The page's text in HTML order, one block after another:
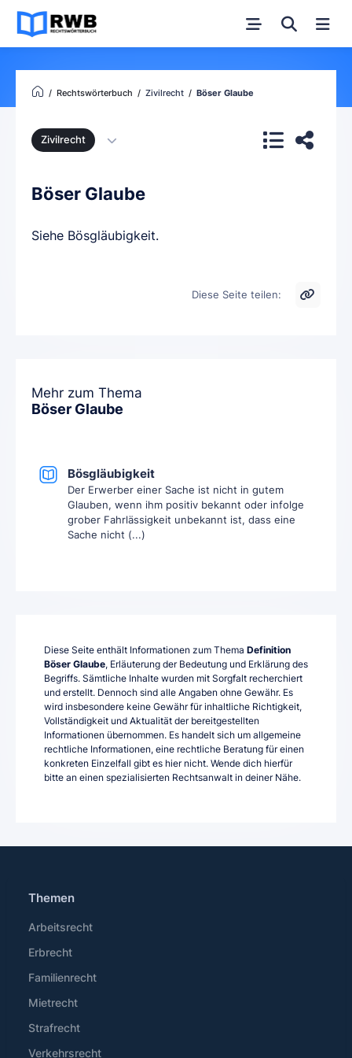
Rechtswörterbuch Zivilrecht Böser Glaube
Zivilrecht
Böser Glaube
Siehe Bösgläubigkeit.
Diese Seite teilen:
Mehr zum Thema
Böser Glaube
Bösgläubigkeit
Der Erwerber einer Sache ist nicht in gutem
Glauben, wenn ihm positiv bekannt oder infolge
grober Fahrlässigkeit unbekannt ist, dass eine
Sache nicht (...)
Diese Seite enthält Informationen zum Thema Definition
Böser Glaube, Erläuterung der Bedeutung und Erklärung des
Begriffs. Sämtliche Inhalte wurden mit Sorgfalt recherchiert
und erstellt. Dennoch sind alle Angaben ohne Gewähr. Es
wird insbesondere keine Gewähr für inhaltliche Richtigkeit,
Vollständigkeit und Aktualität der bereitgestellten
Informationen übernommen. Es handelt sich um allgemeine
rechtliche Informationen, eine rechtliche Beratung für einen
konkreten Einzelfall gibt es hier nicht. Wende dich hierfür
bitte an einen spezialisierten Rechtsanwalt in deiner Nähe.
Themen
Arbeitsrecht
Erbrecht
Familienrecht
Mietrecht
Strafrecht
Verkehrsrecht